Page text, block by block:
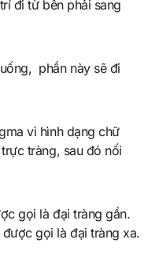
đi từ bên phải sang
phần này sẽ đi
vì hình dạng chữ
tràng, sau đó nối
gọi là đại tràng gần.
gọi là đại tràng xa.